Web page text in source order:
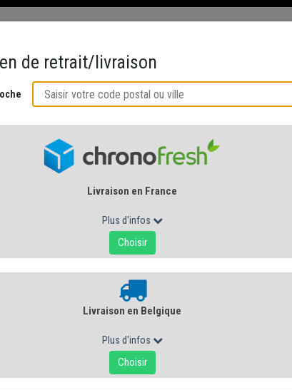
CRÉMERIE AU NATUREL ACCORDS GOURMANDS CUISINE DE